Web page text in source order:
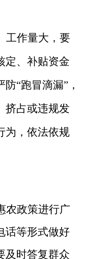
工作量大，要
定、补贴资金
防“跑冒滴漏”，
挤占或违规发
为，依法依规
农政策进行广
话等形式做好
及时答复群众